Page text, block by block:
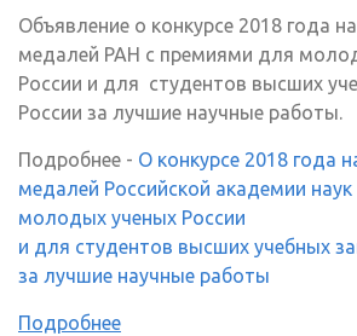
Объявление о конкурсе 2018 года
медалей РАН с премиями для
России и для студентов высших
России за лучшие научные работы.
Подробнее - О конкурсе 2018 года
медалей Российской академии
молодых ученых России
и для студентов высших учебных
за лучшие научные работы
Подробнее